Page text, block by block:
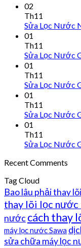
02
Th11
Sửa Lọc Nước
01
Th11
Sửa Lọc Nước
01
Th11
Sửa Lọc Nước
01
Th11
Sửa Lọc Nước
01
Th11
Sửa Lọc Nước
Recent Comments
Tag Cloud
Bao lâu phải thay
thay lõi lọc nước
nước cách thay
máy lọc nước Sawa
sửa chữa máy lọc